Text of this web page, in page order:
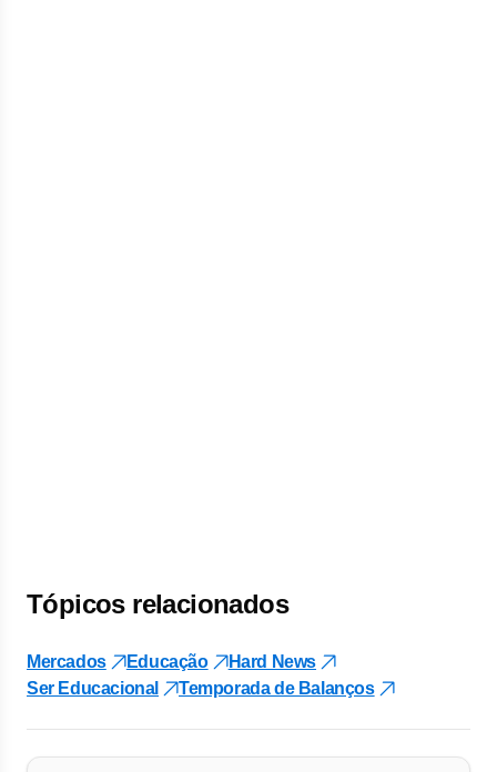
Tópicos relacionados
Mercados Educação
Hard News
Ser Educacional
Temporada de Balanços